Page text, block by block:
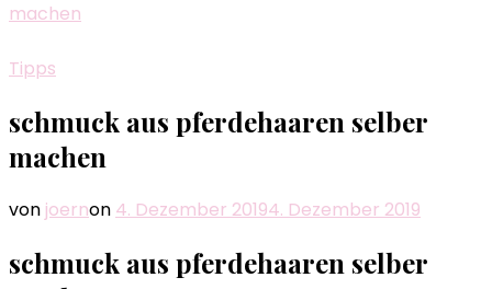
machen
Tipps
schmuck aus pferdehaaren selber
machen
von joernon 4. Dezember 20194. Dezember 2019
schmuck aus pferdehaaren selber